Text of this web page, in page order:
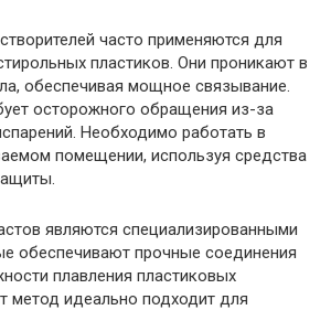
часто применяются для
пластиков. Они проникают в
обеспечивая мощное связывание.
осторожного обращения из-за
Необходимо работать в
помещении, используя средства
являются специализированными
обеспечивают прочные соединения
плавления пластиковых
метод идеально подходит для